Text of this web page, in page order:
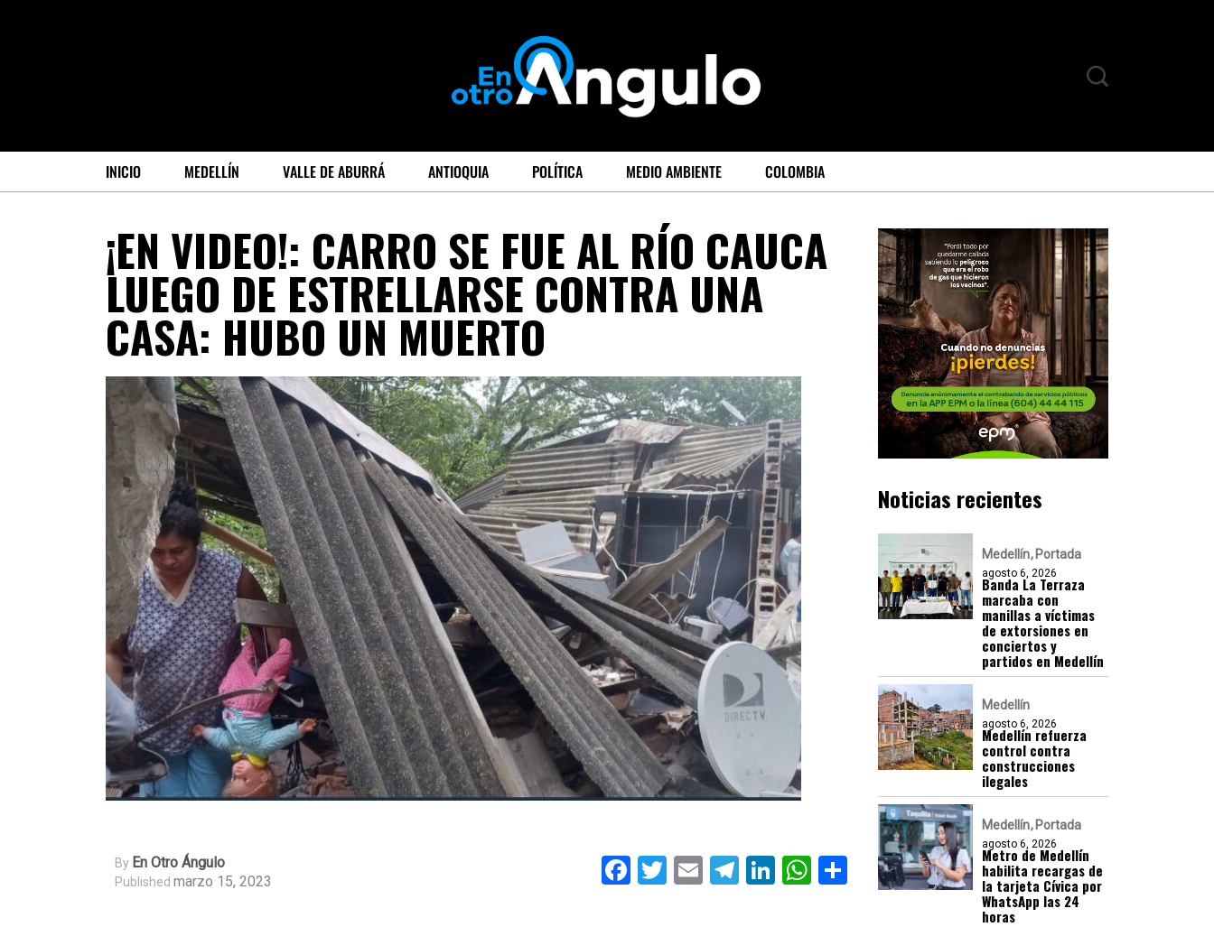
INICIO MEDELLÍN VALLE DE ABURRÁ ANTIOQUIA POLÍTICA MEDIO AMBIENTE COLOMBIA
¡EN VIDEO!: CARRO SE FUE AL RÍO CAUCA
LUEGO DE ESTRELLARSE CONTRA UNA
CASA: HUBO UN MUERTO
By En Otro Ángulo
Published marzo 15, 2023 Facebook
Twitter
EmailTelegram
LinkedIn
WhatsApp
Compartir
Noticias recientes
Medellín Portada
agosto 6, 2026
Banda La Terraza
marcaba con
manillas a víctimas
de extorsiones en
conciertos y
partidos en Medellín
Medellín
agosto 6, 2026
Medellín refuerza
control contra
construcciones
ilegales
Medellín Portada
agosto 6, 2026
Metro de Medellín
habilita recargas de
la tarjeta Cívica por
WhatsApp las 24
horas